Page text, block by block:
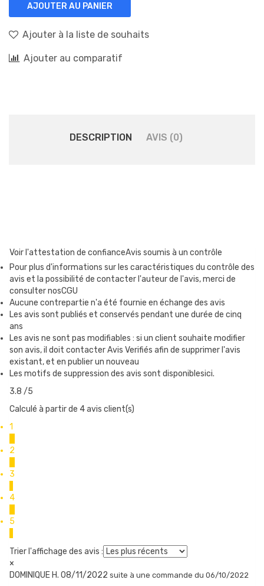
AJOUTER AU PANIER
Ajouter à la liste de souhaits
Ajouter au comparatif
DESCRIPTION AVIS (0)
Voir l'attestation de confianceAvis soumis à un contrôle
Pour plus d'informations sur les caractéristiques du contrôle des
avis et la possibilité de contacter l'auteur de l'avis, merci de
consulter nosCGU
Aucune contrepartie n'a été fournie en échange des avis
Les avis sont publiés et conservés pendant une durée de cinq
ans
Les avis ne sont pas modifiables : si un client souhaite modifier
son avis, il doit contacter Avis Verifiés afin de supprimer l'avis
existant, et en publier un nouveau
Les motifs de suppression des avis sont disponiblesici.
3.8 /5
Calculé à partir de 4 avis client(s)
1
2
3
4
5
Trier l'affichage des avis :
×
DOMINIQUE H. 08/11/2022 suite à une commande du 06/10/2022